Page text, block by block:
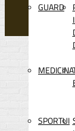
GUARD
MEDICINA
SPORTUI